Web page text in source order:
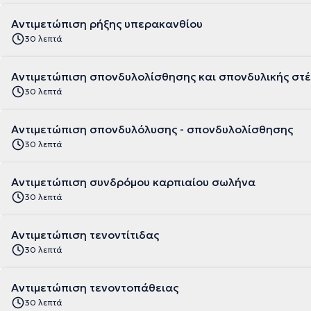
Αντιμετώπιση ρήξης υπερακανθίου
30 λεπτά
Αντιμετώπιση σπονδυλολίσθησης και σπονδυλικής
30 λεπτά
Αντιμετώπιση σπονδυλόλυσης - σπονδυλολίσθησης
30 λεπτά
Αντιμετώπιση συνδρόμου καρπιαίου σωλήνα
30 λεπτά
Αντιμετώπιση τενοντίτιδας
30 λεπτά
Αντιμετώπιση τενοντοπάθειας
30 λεπτά